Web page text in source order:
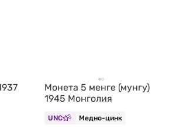
Монета 5 менге (мунгу)
1945 Монголия
UNC Медно-цинк